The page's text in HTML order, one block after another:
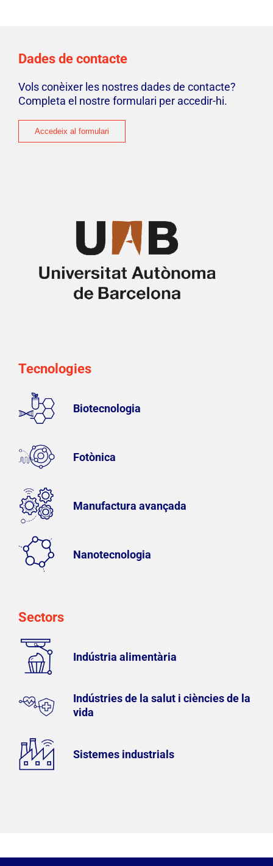
Dades de contacte
Vols conèixer les nostres dades de contacte?
Completa el nostre formulari per accedir-hi.
Accedeix al formulari
Tecnologies
Biotecnologia
Fotònica
Manufactura avançada
Nanotecnologia
Sectors
Indústria alimentària
Indústries de la salut i ciències de la
vida
Sistemes industrials